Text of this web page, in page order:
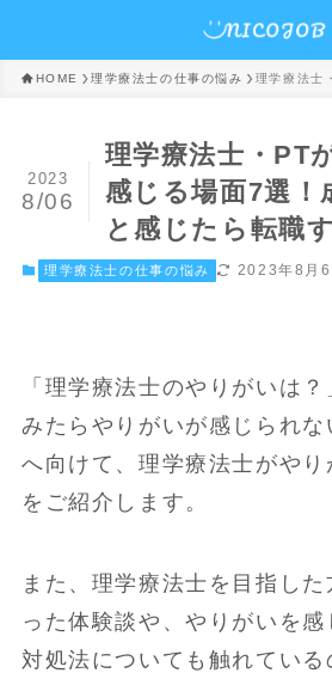
HOME 理学療法士の仕事の悩み 理学療法士
理学療法士・PT
感じる場面7選！
と感じたら転職
2023
8/06
理学療法士の仕事の悩み 2023年8月6
「理学療法士のやりがいは
みたらやりがいが感じられ
へ向けて、理学療法士がやり
をご紹介します。
また、理学療法士を目指し
った体験談や、やりがいを感
対処法についても触れている